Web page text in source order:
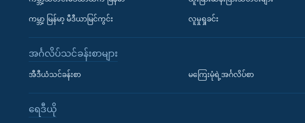
ကမ္ဘာ့ မြန်မာ့ မီဒီယာမြင်ကွင်း လူမှုရှုခင်း
အင်္ဂလိပ်သင်ခန်းစာများ
အီဒီယံသင်ခန်းစာ မကြေးမုံရဲ့အင်္ဂလိပ်စာ
ရေဒီယို